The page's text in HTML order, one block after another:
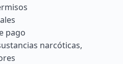
pago
narcóticas,